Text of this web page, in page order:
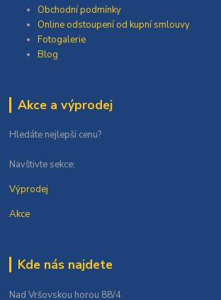
Obchodní podmínky
Online odstoupení od kupní smlouvy
Fotogalerie
Blog
Akce a výprodej
Hledáte nejlepší cenu?
Navštivte sekce:
Výprodej
Akce
Kde nás najdete
Nad Vršovskou horou 88/4